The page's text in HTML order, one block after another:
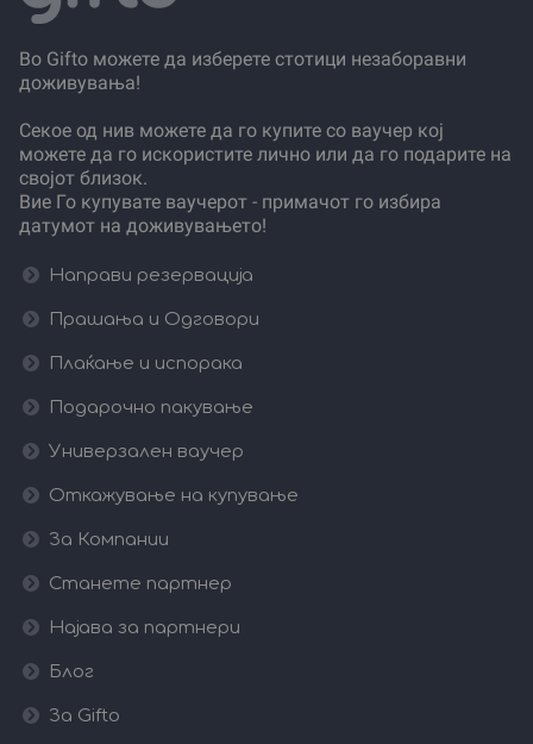
Во Gifto можете да изберете стотици незаборавни
доживувања!
Секое од нив можете да го купите со ваучер кој
можете да го искористите лично или да го подарите на
својот близок.
Вие Го купувате ваучерот - примачот го избира
датумот на доживувањето!
Направи резервација
Прашања и Одговори
Плаќање и испорака
Подарочно пакување
Универзален ваучер
Откажување на купување
За Компании
Станете партнер
Најава за партнери
Блог
За Gifto